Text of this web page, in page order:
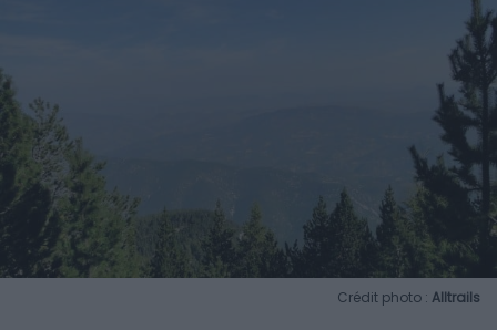
Crédit photo : Alltrails